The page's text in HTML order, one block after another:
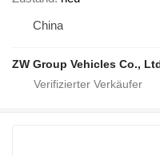
China
ZW Group Vehicles Co.,